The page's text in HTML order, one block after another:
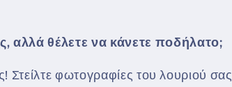
αλλά θέλετε να κάνετε ποδήλατο;
Στείλτε φωτογραφίες του λουριού σας